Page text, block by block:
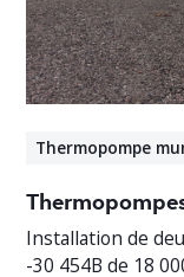
Thermopompe
Installation de
-30 454B de 18